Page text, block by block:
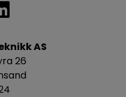
AS
26